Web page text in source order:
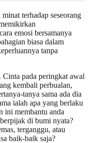
terhadap seseorang
emosi bersamanya
biasa dalam
tanpa
Cinta pada peringkat awal
kembali perbualan,
tanya sama ada dia
ialah apa yang berlaku
ini membantu anda
di bumi nyata?
terganggu, atau
baik-baik saja?